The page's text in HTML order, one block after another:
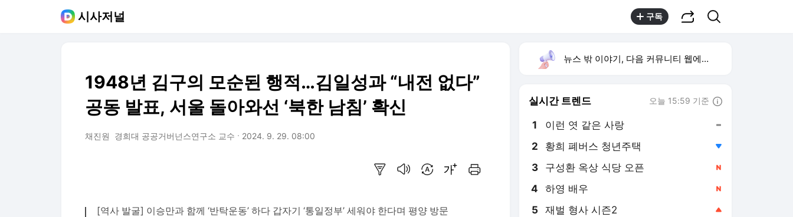
시사저널 구독
1948년 김구의 모순된 행적…김일성과 “내전 없다”
공동 발표, 서울 돌아와선 ‘북한 남침’ 확신
채진원 경희대 공공거버넌스연구소 교수 2024. 9. 29. 08:00
[역사 발굴] 이승만과 함께 ‘반탁운동’ 하다 갑자기 ‘통일정부’ 세워야 한다며 평양 방문
뉴스 밖 이야기, 다음 커뮤니티 웹에서 보기
실시간 트렌드 오늘 15:59 기준
1 이런 엿 같은 사랑
2 황희 폐버스 청년주택
3 구성환 옥상 식당 오픈
4 하영 배우
5 재벌 형사 시즌2